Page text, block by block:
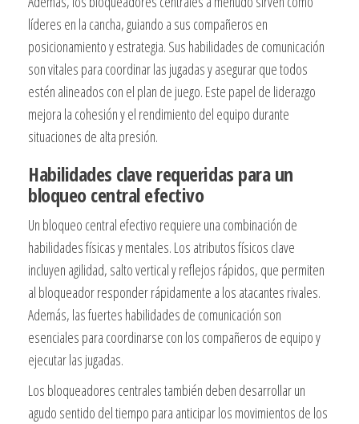
líderes en la cancha, guiando a sus compañeros en
posicionamiento y estrategia. Sus habilidades de comunicación
son vitales para coordinar las jugadas y asegurar que todos
estén alineados con el plan de juego. Este papel de liderazgo
mejora la cohesión y el rendimiento del equipo durante
situaciones de alta presión.
Habilidades clave requeridas para un
bloqueo central efectivo
Un bloqueo central efectivo requiere una combinación de
habilidades físicas y mentales. Los atributos físicos clave
incluyen agilidad, salto vertical y reflejos rápidos, que permiten
al bloqueador responder rápidamente a los atacantes rivales.
Además, las fuertes habilidades de comunicación son
esenciales para coordinarse con los compañeros de equipo y
ejecutar las jugadas.
Los bloqueadores centrales también deben desarrollar un
agudo sentido del tiempo para anticipar los movimientos de los